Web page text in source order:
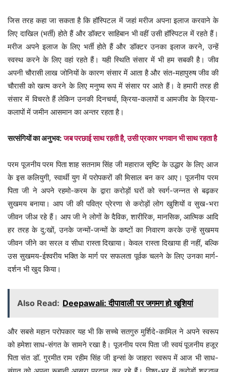
जिस तरह कहा जा सकता है कि हॉस्पिटल में जहां मरीज अपना इलाज करवाने के
लिए दाखिल (भर्ती) होते हैं और डॉक्टर साहिबान भी वहीं उसी हॉस्पिटल में रहते हैं।
मरीज अपने इलाज के लिए भर्ती होते हैं और डॉक्टर उनका इलाज करने, उन्हें
स्वस्थ करने के लिए वहां रहते हैं। यही स्थिति संसार में भी हम सबकी है। जीव
अपनी चौरासी लाख जोनियों के कारण संसार में आता है और संत-महापुरुष जीव की
चौरासी को खत्म करने के लिए मनुष्य रूप में संसार पर आते हैं। वे हमारी तरह ही
संसार में विचरते हैं लेकिन उनकी दिनचर्या, क्रिया-कलापों व आमजीव के क्रिया-
कलापों में जमीन आसमान का अन्तर रहता है।
सत्संगियों का अनुभव: जब परछाई साथ रहती है, उसी प्रकार भगवान भी साथ रहता है
परम पूजनीय परम पिता शाह सतनाम सिंह जी महाराज सृष्टि के उद्धार के लिए आज
के इस कलियुगी, स्वार्थी युग में परोपकरों की मिसाल बन कर आए। पूजनीय परम
पिता जी ने अपने रहमो-करम के द्वारा करोड़ों घरों को स्वर्ग-जन्नत से बढ़कर
सुखमय बनाया। आप जी की पवित्र प्रेरणा से करोड़ों लोग खुशियों व सुख-भरा
जीवन जीअ रहे हैं। आप जी ने लोगों के दैविक, शारीरिक, मानसिक, आत्मिक आदि
हर तरह के दु:खों, उनके जन्मों-जन्मों के कष्टों का निवारण करके उन्हें सुखमय
जीवन जीने का सरल व सीधा रास्ता दिखाया। केवल रास्ता दिखाया ही नहीं, बल्कि
उस सुखमय-ईश्वरीय भक्ति के मार्ग पर सफलता पूर्वक चलने के लिए उनका मार्ग-
दर्शन भी खुद किया।
Also Read: Deepawali: दीपावाली पर जगमग हो खुशियां
और सबसे महान परोपकार यह भी कि सच्चे सतगुरु मुर्शिदे-कामिल ने अपने स्वरूप
को हमेशा साध-संगत के सामने रखा है। पूजनीय परम पिता जी स्वयं पूजनीय हजूर
पिता संत डॉ. गुरमीत राम रहीम सिंह जी इन्सां के जाहरा स्वरूप में आज भी साध-